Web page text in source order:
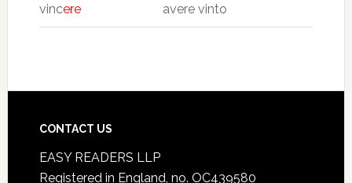
vincere avere vinto
CONTACT US
EASY READERS LLP
Registered in England, no. OC439580